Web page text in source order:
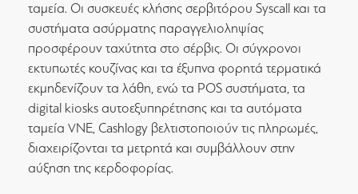
ταμεία. Οι συσκευές κλήσης σερβιτόρου Syscall και τα
συστήματα ασύρματης παραγγελιοληψίας
προσφέρουν ταχύτητα στο σέρβις. Οι σύγχρονοι
εκτυπωτές κουζίνας και τα έξυπνα φορητά τερματικά
εκμηδενίζουν τα λάθη, ενώ τα POS συστήματα, τα
digital kiosks αυτοεξυπηρέτησης και τα αυτόματα
ταμεία VNE, Cashlogy βελτιστοποιούν τις πληρωμές,
διαχειρίζονται τα μετρητά και συμβάλλουν στην
αύξηση της κερδοφορίας.